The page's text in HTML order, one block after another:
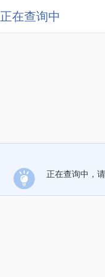
正在查询中
正在查询中，